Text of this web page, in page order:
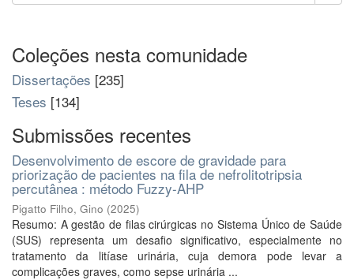
Coleções nesta comunidade
Dissertações [235]
Teses [134]
Submissões recentes
Desenvolvimento de escore de gravidade para
priorização de pacientes na fila de nefrolitotripsia
percutânea : método Fuzzy-AHP
Pigatto Filho, Gino (2025)
Resumo: A gestão de filas cirúrgicas no Sistema Único de Saúde
(SUS) representa um desafio significativo, especialmente no
tratamento da litíase urinária, cuja demora pode levar a
complicações graves, como sepse urinária ...